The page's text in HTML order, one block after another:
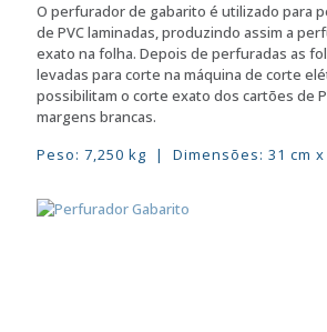
O perfurador de gabarito é utilizado para
de PVC laminadas, produzindo assim a
exato na folha. Depois de perfuradas as
levadas para corte na máquina de corte
possibilitam o corte exato dos cartões de
margens brancas.
Peso: 7,250 kg | Dimensões: 31 cm x